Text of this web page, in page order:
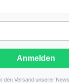
Anmelden
den Versand unserer